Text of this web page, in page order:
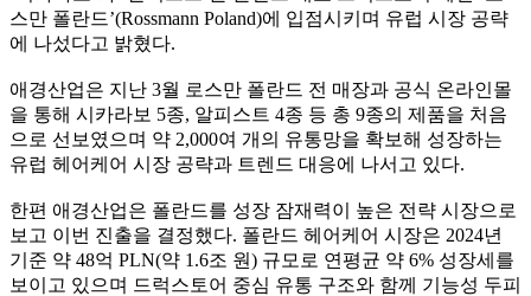
스만 폴란드’(Rossmann Poland)에 입점시키며 유럽 시장 공략
에 나섰다고 밝혔다.
애경산업은 지난 3월 로스만 폴란드 전 매장과 공식 온라인몰
을 통해 시카라보 5종, 알피스트 4종 등 총 9종의 제품을 처음
으로 선보였으며 약 2,000여 개의 유통망을 확보해 성장하는
유럽 헤어케어 시장 공략과 트렌드 대응에 나서고 있다.
한편 애경산업은 폴란드를 성장 잠재력이 높은 전략 시장으로
보고 이번 진출을 결정했다. 폴란드 헤어케어 시장은 2024년
기준 약 48억 PLN(약 1.6조 원) 규모로 연평균 약 6% 성장세를
보이고 있으며 드럭스토어 중심 유통 구조와 함께 기능성 두피